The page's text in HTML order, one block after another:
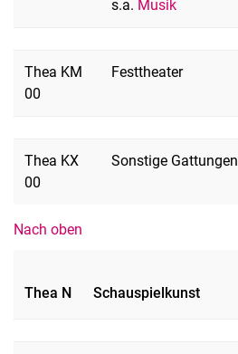
s.a. Musik
Thea KM
00
Festtheater
Thea KX
00
Sonstige Gattungen
Nach oben
Thea N Schauspielkunst